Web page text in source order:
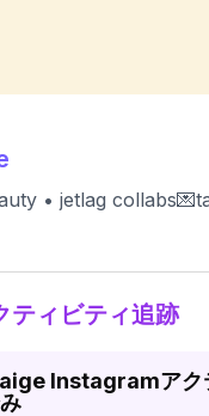
• jetlag collabs💌
ィビティ追跡
Instagramアク